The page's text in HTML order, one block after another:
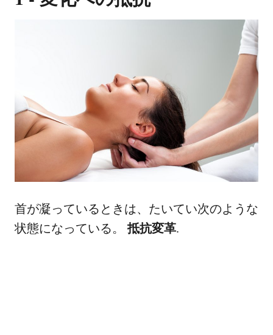
首が凝っているときは、たいてい次のような
状態になっている。 抵抗変革.